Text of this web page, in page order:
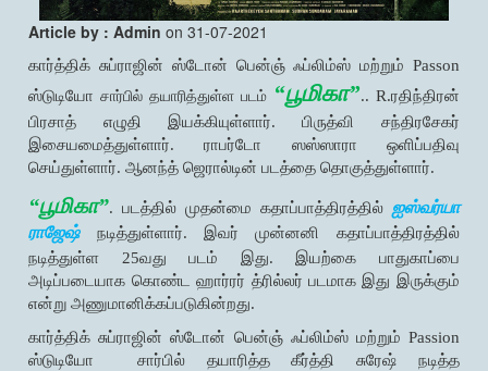
Article by : Admin on 31-07-2021
கார்த்திக் சுப்ராஜின் ஸ்டோன் பென்ஞ் ஃப்லிம்ஸ் மற்றும் Passon
ஸ்டுடியோசார்பில் தயாரித்துள்ள படம் “பூமிகா”.. R.ரதிந்திரன்
பிரசாத் எழுதி இயக்கியுள்ளார். பிருத்வி சந்திரசேகர்
இசையமைத்துள்ளார். ராபர்டோ ஸஸ்ஸாரா ஒளிப்பதிவு
செய்துள்ளார். ஆனந்த் ஜெரால்டின் படத்தை தொகுத்துள்ளார்.
“பூமிகா”. படத்தில் முதன்மை கதாப்பாத்திரத்தில் ஐஸ்வர்யா
ராஜேஷ்
நடித்துள்ளார். இவர் முன்னனி கதாப்பாத்திரத்தில்
நடித்துள்ள 25வது படம் இது. இயற்கை பாதுகாப்பை
அடிப்படையாக கொண்ட ஹார்ரர் த்ரில்லர் படமாக இது இருக்கும்
என்று அணுமானிக்கப்படுகின்றது.
கார்த்திக் சுப்ராஜின் ஸ்டோன் பென்ஞ் ஃப்லிம்ஸ் மற்றும் Passion
ஸ்டுடியோ
சார்பில் தயாரித்த கீர்த்தி சுரேஷ் நடித்த